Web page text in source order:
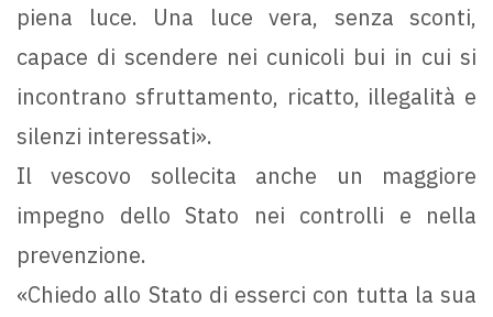
piena luce. Una luce vera, senza sconti,
capace di scendere nei cunicoli bui in cui si
incontrano sfruttamento, ricatto, illegalità e
silenzi interessati».
Il vescovo sollecita anche un maggiore
impegno dello Stato nei controlli e nella
prevenzione.
«Chiedo allo Stato di esserci con tutta la sua